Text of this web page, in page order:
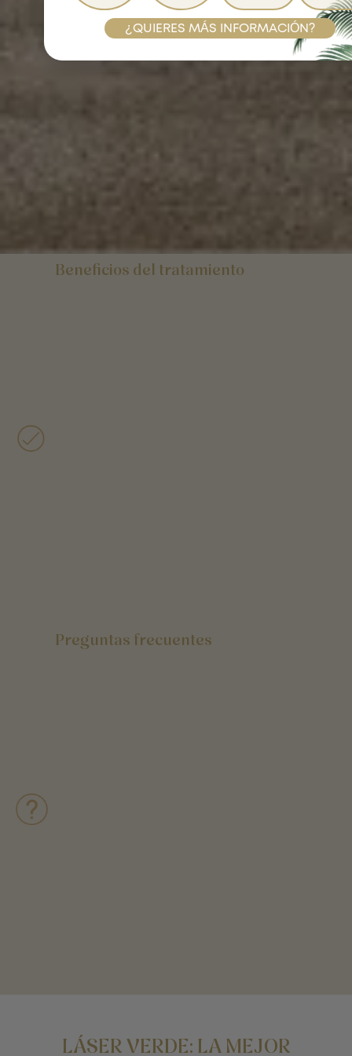
Beneficios del tratamiento
Preguntas frecuentes
LÁSER VERDE: LA MEJOR
¿QUIERES MÁS INFORMACIÓN?